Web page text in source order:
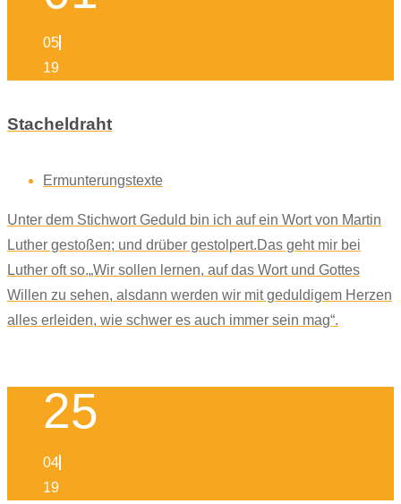
05
19
Stacheldraht
Ermunterungstexte
Unter dem Stichwort Geduld bin ich auf ein Wort von Martin
Luther gestoßen; und drüber gestolpert.Das geht mir bei
Luther oft so.„Wir sollen lernen, auf das Wort und Gottes
Willen zu sehen, alsdann werden wir mit geduldigem Herzen
alles erleiden, wie schwer es auch immer sein mag“.
25
04
19